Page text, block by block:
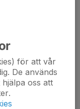
för att vår
De används
oss att